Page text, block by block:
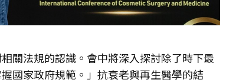
關法規的認識。會中將深入探討除了時下最
國家政府規範。」抗衰老與再生醫學的結